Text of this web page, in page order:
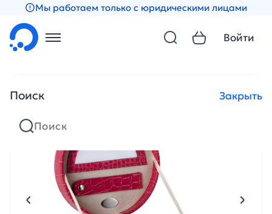
Мы работаем только с юридическими лицами
Поиск Закрыть
Войти